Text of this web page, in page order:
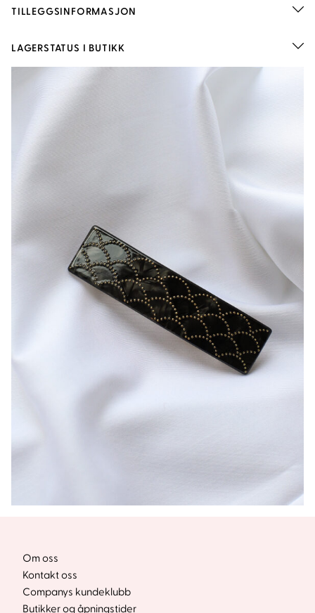
TILLEGGSINFORMASJON
LAGERSTATUS I BUTIKK
Om oss
Kontakt oss
Companys kundeklubb
Butikker og åpningstider